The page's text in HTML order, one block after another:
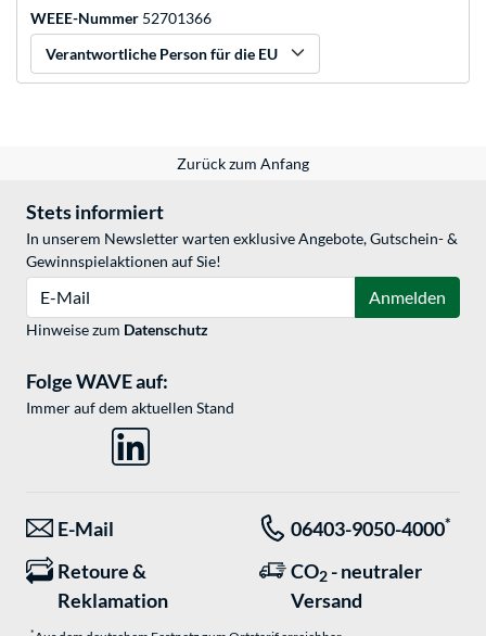
WEEE-Nummer 52701366
Verantwortliche Person für die EU
Zurück zum Anfang
Stets informiert
In unserem Newsletter warten exklusive Angebote, Gutschein- &
Gewinnspielaktionen auf Sie!
Anmelden
Hinweise zum Datenschutz
Folge WAVE auf:
Immer auf dem aktuellen Stand
E-Mail 06403-9050-4000*
Retoure &
Reklamation
CO2 - neutraler
Versand
*